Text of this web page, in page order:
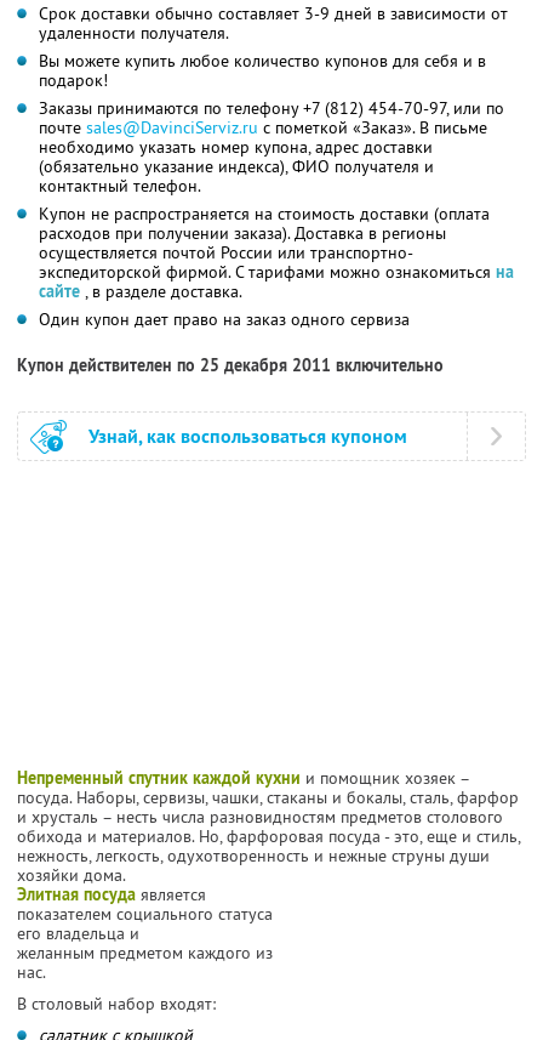
Срок доставки обычно составляет 3-9 дней в зависимости от
удаленности получателя.
Вы можете купить любое количество купонов для себя и в
подарок!
Заказы принимаются по телефону +7 (812) 454-70-97, или по
почте sales@DavinciServiz.ru с пометкой «Заказ». В письме
необходимо указать номер купона, адрес доставки
(обязательно указание индекса), ФИО получателя и
контактный телефон.
Купон не распространяется на стоимость доставки (оплата
расходов при получении заказа). Доставка в регионы
осуществляется почтой России или транспортно-
экспедиторской фирмой. С тарифами можно ознакомиться на
сайте , в разделе доставка.
Один купон дает право на заказ одного сервиза
Купон действителен по 25 декабря 2011 включительно
Узнай, как воспользоваться купоном
Непременный спутник каждой кухни и помощник хозяек –
посуда. Наборы, сервизы, чашки, стаканы и бокалы, сталь, фарфор
и хрусталь – несть числа разновидностям предметов столового
обихода и материалов. Но, фарфоровая посуда - это, еще и стиль,
нежность, легкость, одухотворенность и нежные струны души
хозяйки дома.
Элитная посуда является
показателем социального статуса
его владельца и
желанным предметом каждого из
нас.
В столовый набор входят:
салатник с крышкой